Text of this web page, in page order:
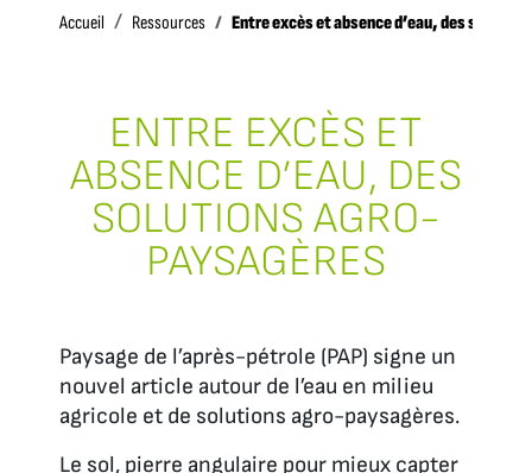
Accueil AccueilRessources Entre excès et absence d’eau, des
ENTRE EXCÈS ET
ABSENCE D’EAU, DES
SOLUTIONS AGRO-
PAYSAGÈRES
Paysage de l’après-pétrole (PAP) signe un
nouvel article autour de l’eau en milieu
agricole et de solutions agro-paysagères.
Le sol, pierre angulaire pour mieux capter